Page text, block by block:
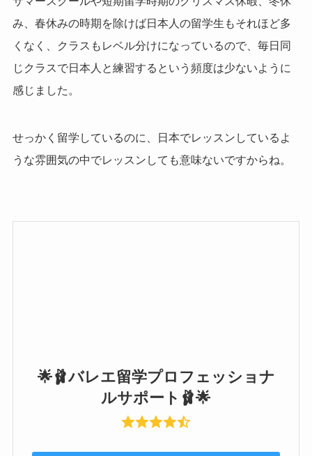
み、春休みの時期を除けば日本人の留学生もそれほど多
くなく、クラスもレベル分けになっているので、毎日同
じクラスで日本人と練習するという頻度は少ないように
感じました。
せっかく留学しているのに、日本でレッスンしているよ
うな雰囲気の中でレッスンしても意味ないですからね。
🌟🩰バレエ留学プロフェッショナ
ルサポート🩰🌟